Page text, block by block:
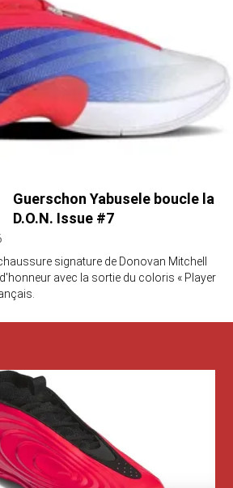
Guerschon Yabusele boucle la
D.O.N. Issue #7
signature de Donovan Mitchell
avec la sortie du coloris « Player